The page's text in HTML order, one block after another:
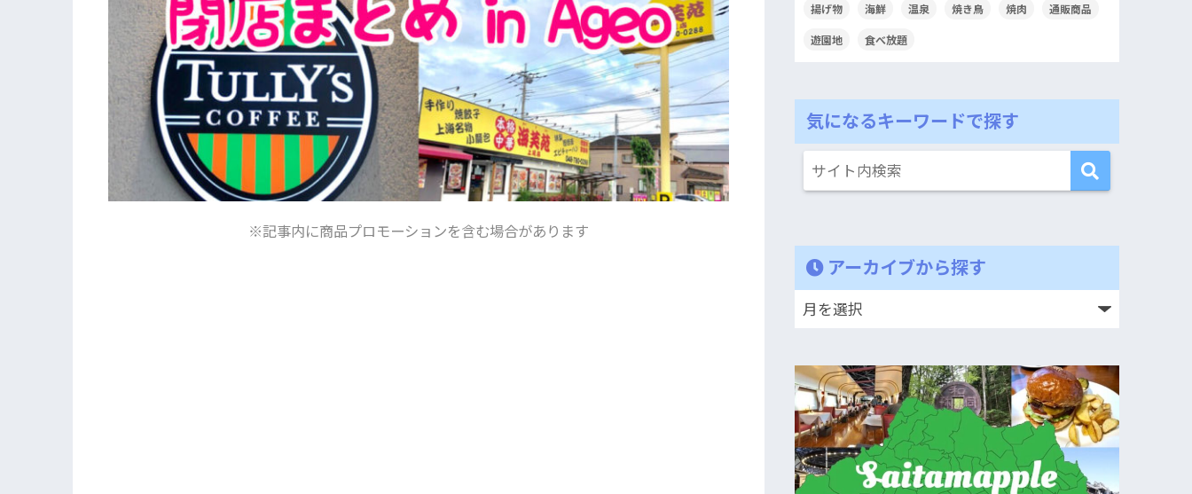
※記事内に商品プロモーションを含む場合があります
揚げ物 海鮮 温泉 焼き鳥 焼肉 通販商品
遊園地 食べ放題
気になるキーワードで探す
アーカイブから探す